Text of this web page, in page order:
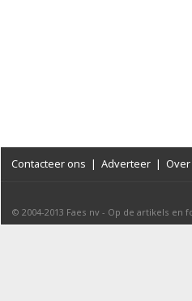
Contacteer ons | Adverteer |
© 2004-2013 Faes nv - Op de artikels en